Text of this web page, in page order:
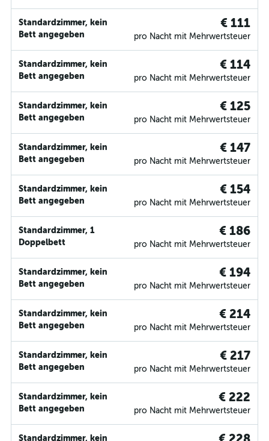
Standardzimmer, kein
Bett angegeben
€ 111
pro Nacht mit Mehrwertsteuer
Standardzimmer, kein
Bett angegeben
€ 114
pro Nacht mit Mehrwertsteuer
Standardzimmer, kein
Bett angegeben
€ 125
pro Nacht mit Mehrwertsteuer
Standardzimmer, kein
Bett angegeben
€ 147
pro Nacht mit Mehrwertsteuer
Standardzimmer, kein
Bett angegeben
€ 154
pro Nacht mit Mehrwertsteuer
Standardzimmer, 1
Doppelbett
€ 186
pro Nacht mit Mehrwertsteuer
Standardzimmer, kein
Bett angegeben
€ 194
pro Nacht mit Mehrwertsteuer
Standardzimmer, kein
Bett angegeben
€ 214
pro Nacht mit Mehrwertsteuer
Standardzimmer, kein
Bett angegeben
€ 217
pro Nacht mit Mehrwertsteuer
Standardzimmer, kein
Bett angegeben
€ 222
pro Nacht mit Mehrwertsteuer
Standardzimmer, kein